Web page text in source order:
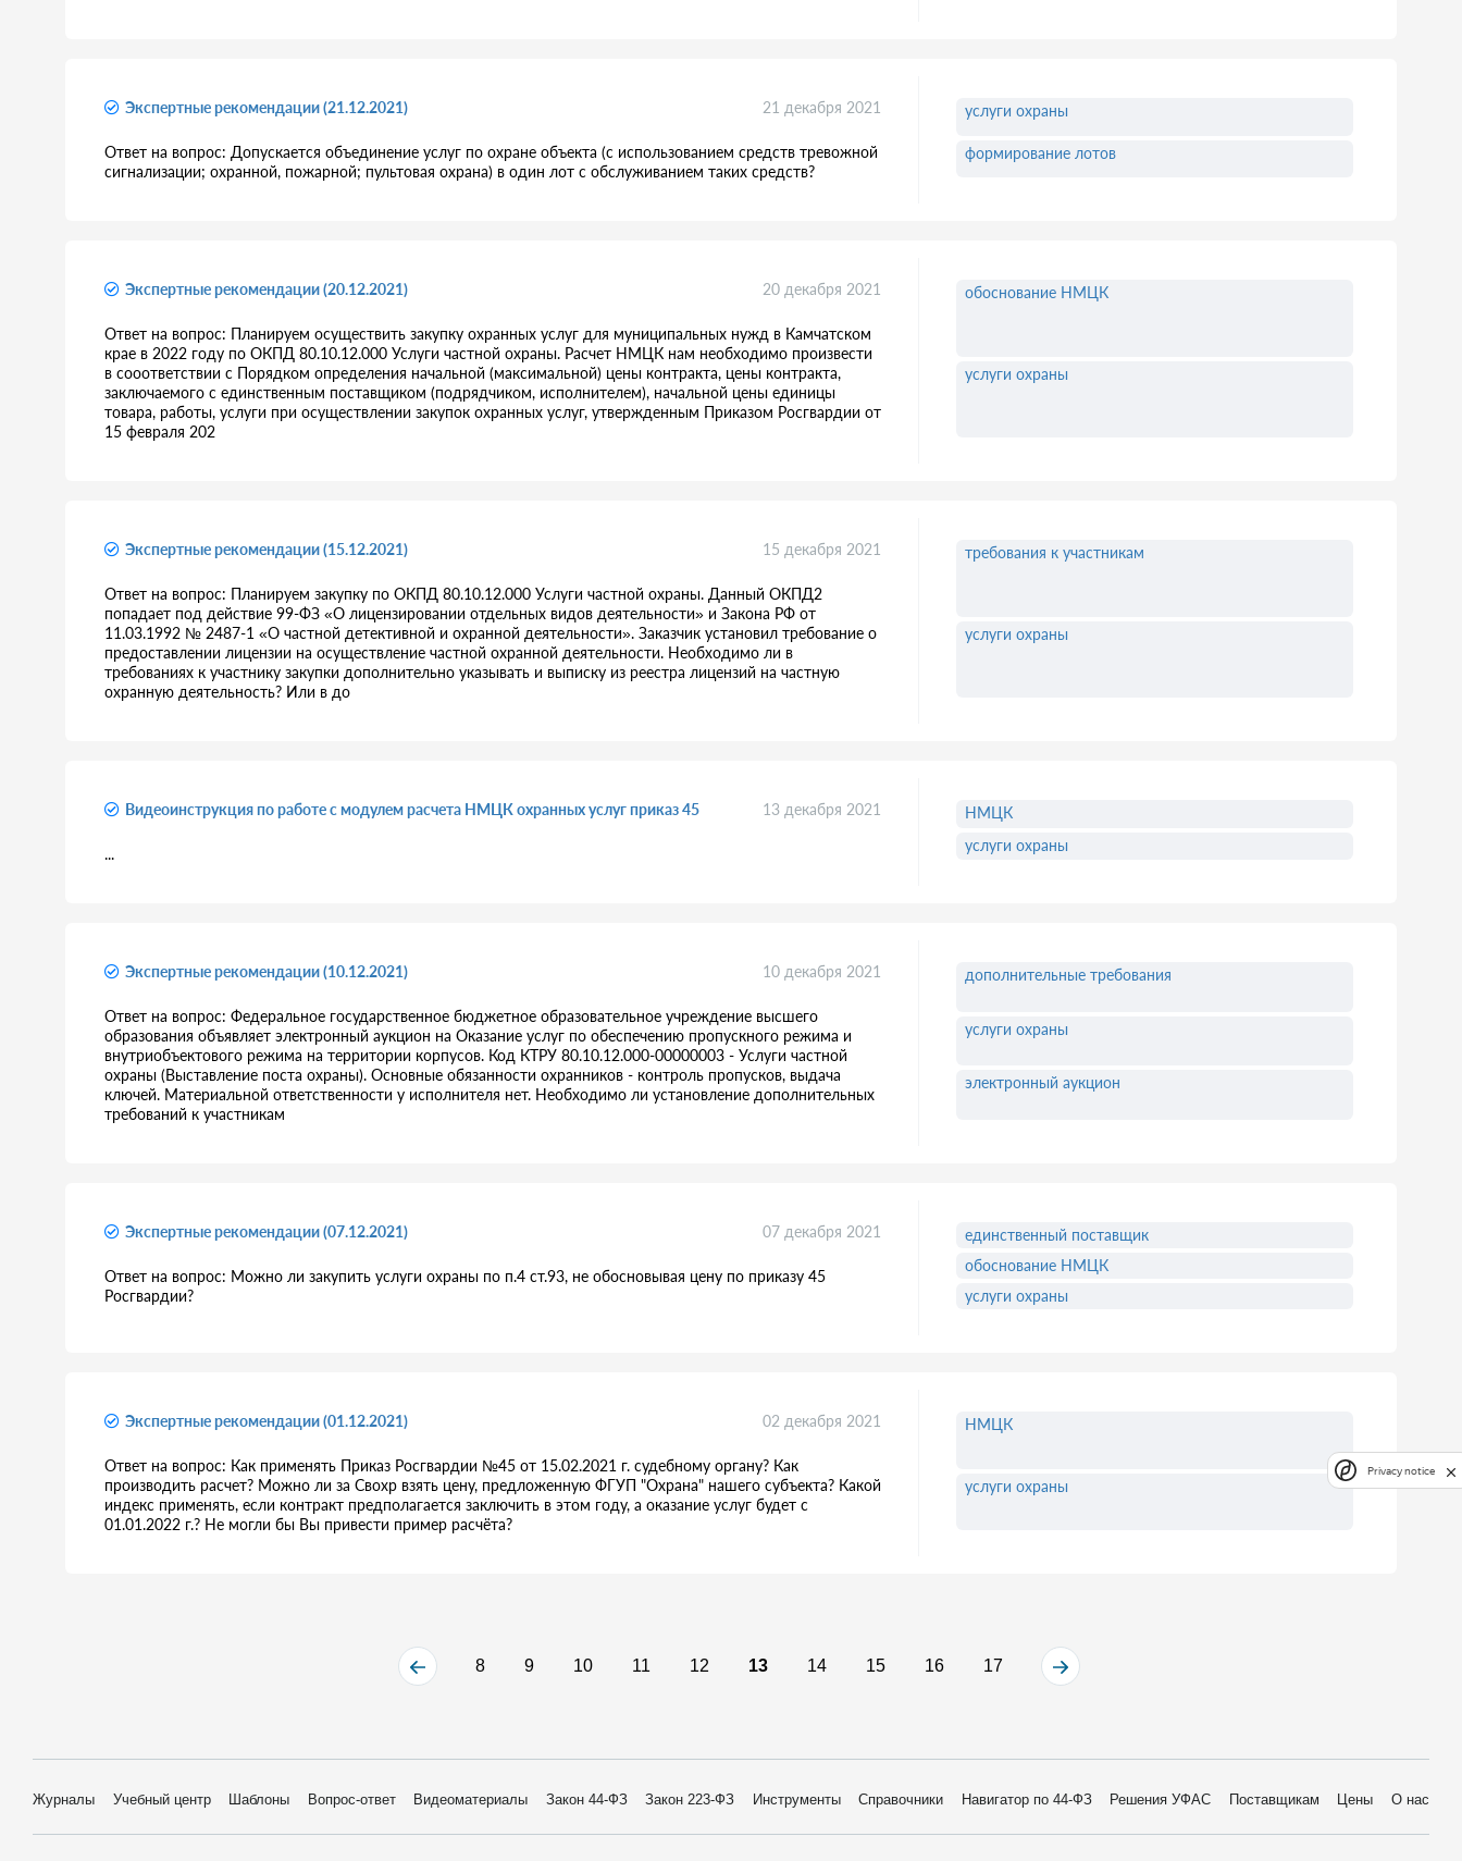
Экспертные рекомендации (21.12.2021) 21 декабря 2021
Ответ на вопрос: Допускается объединение услуг по охране объекта (с использованием средств тревожной
сигнализации; охранной, пожарной; пультовая охрана) в один лот с обслуживанием таких средств?
услуги охраны
формирование лотов
Экспертные рекомендации (20.12.2021) 20 декабря 2021
Ответ на вопрос: Планируем осуществить закупку охранных услуг для муниципальных нужд в Камчатском
крае в 2022 году по ОКПД 80.10.12.000 Услуги частной охраны. Расчет НМЦК нам необходимо произвести
в сооответствии с Порядком определения начальной (максимальной) цены контракта, цены контракта,
заключаемого с единственным поставщиком (подрядчиком, исполнителем), начальной цены единицы
товара, работы, услуги при осуществлении закупок охранных услуг, утвержденным Приказом Росгвардии от
15 февраля 202
обоснование НМЦК
услуги охраны
Экспертные рекомендации (15.12.2021) 15 декабря 2021
Ответ на вопрос: Планируем закупку по ОКПД 80.10.12.000 Услуги частной охраны. Данный ОКПД2
попадает под действие 99-ФЗ «О лицензировании отдельных видов деятельности» и Закона РФ от
11.03.1992 № 2487-1 «О частной детективной и охранной деятельности». Заказчик установил требование о
предоставлении лицензии на осуществление частной охранной деятельности. Необходимо ли в
требованиях к участнику закупки дополнительно указывать и выписку из реестра лицензий на частную
охранную деятельность? Или в до
требования к участникам
услуги охраны
Видеоинструкция по работе с модулем расчета НМЦК охранных услуг приказ 45 13 декабря 2021
...
НМЦК
услуги охраны
Экспертные рекомендации (10.12.2021) 10 декабря 2021
Ответ на вопрос: Федеральное государственное бюджетное образовательное учреждение высшего
образования объявляет электронный аукцион на Оказание услуг по обеспечению пропускного режима и
внутриобъектового режима на территории корпусов. Код КТРУ 80.10.12.000-00000003 - Услуги частной
охраны (Выставление поста охраны). Основные обязанности охранников - контроль пропусков, выдача
ключей. Материальной ответственности у исполнителя нет. Необходимо ли установление дополнительных
требований к участникам
дополнительные требования
услуги охраны
электронный аукцион
Экспертные рекомендации (07.12.2021) 07 декабря 2021
Ответ на вопрос: Можно ли закупить услуги охраны по п.4 ст.93, не обосновывая цену по приказу 45
Росгвардии?
единственный поставщик
обоснование НМЦК
услуги охраны
Экспертные рекомендации (01.12.2021) 02 декабря 2021
Ответ на вопрос: Как применять Приказ Росгвардии №45 от 15.02.2021 г. судебному органу? Как
производить расчет? Можно ли за Свохр взять цену, предложенную ФГУП "Охрана" нашего субъекта? Какой
индекс применять, если контракт предполагается заключить в этом году, а оказание услуг будет с
01.01.2022 г.? Не могли бы Вы привести пример расчёта?
НМЦК
услуги охраны
8 9 10 11 12 13 14 15 16 17
Журналы Учебный центр Шаблоны Вопрос-ответ Видеоматериалы Закон 44-ФЗ Закон 223-ФЗ Инструменты Справочники Навигатор по 44-ФЗ Решения УФАС Поставщикам Цены О нас
Privacy notice